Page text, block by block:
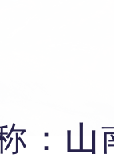
：山